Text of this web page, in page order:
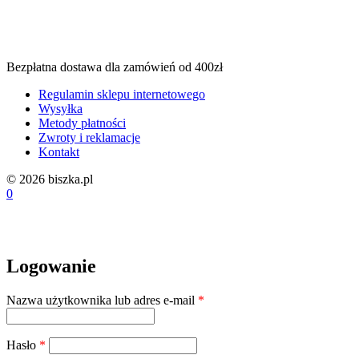
Bezpłatna dostawa dla zamówień od 400zł
Regulamin sklepu internetowego
Wysyłka
Metody płatności
Zwroty i reklamacje
Kontakt
© 2026 biszka.pl
0
Logowanie
Nazwa użytkownika lub adres e-mail *
Hasło *